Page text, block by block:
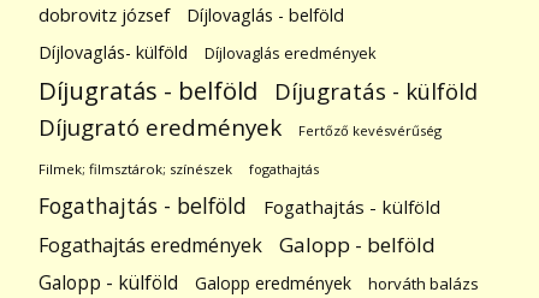
dobrovitz józsef
Díjlovaglás - belföld
Díjlovaglás- külföld
Díjlovaglás eredmények
Díjugratás - belföld Díjugratás - külföld
Díjugrató eredmények Fertőző kevésvérűség
Filmek; filmsztárok; színészek fogathajtás
Fogathajtás - belföld Fogathajtás - külföld
Fogathajtás eredmények Galopp - belföld
Galopp - külföld Galopp eredmények horváth balázs